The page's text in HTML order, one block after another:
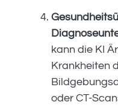
kann die KI
Krankheiten
oder CT-